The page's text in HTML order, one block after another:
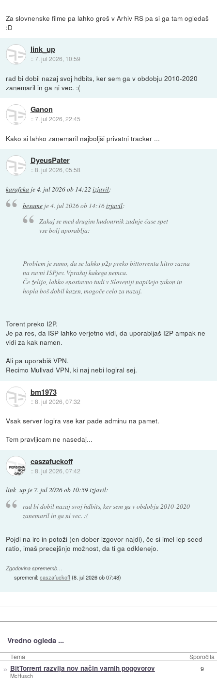
Za slovnenske filme pa lahko greš v Arhiv RS pa si ga tam ogledaš
:D
link_up
::7. jul 2026, 10:59
rad bi dobil nazaj svoj hdbits, ker sem ga v obdobju 2010-2020
zanemaril in ga ni vec. :(
Ganon
::7. jul 2026, 22:45
Kako si lahko zanemaril najboljši privatni tracker ...
DyeusPater
::8. jul 2026, 05:58
karafeka je4. jul 2026 ob 14:22 izjavil:
besameje4. jul 2026 ob 14:16izjavil:
Zakaj se med drugim hudournik zadnje čase spet
vse bolj uporablja:
Problem je samo, da se lahko p2p preko bittorrenta hitro zazna
na ravni ISPjev. Vprašaj kakega nemca.
Če želijo, lahko enostavno tudi v Sloveniji napišejo zakon in
hopla boš dobil kazen, mogoče celo za nazaj.
Torent preko I2P.
Je pa res, da ISP lahko verjetno vidi, da uporabljaš I2P ampak ne
vidi za kak namen.
Ali pa uporabiš VPN.
Recimo Mullvad VPN, ki naj nebi logiral sej.
bm1973
::8. jul 2026, 07:32
Vsak server logira vse kar pade adminu na pamet.
Tem pravljicam ne nasedaj...
caszafuckoff
::8. jul 2026, 07:42
link_up je 7. jul 2026 ob 10:59izjavil:
rad bi dobil nazaj svoj hdbits, ker sem ga v obdobju 2010-2020
zanemaril in ga ni vec. :(
Pojdi na irc in potoži (en dober izgovor najdi), če si imel lep seed
ratio, imaš precejšnjo možnost, da ti ga odklenejo.
Zgodovina sprememb…
spremenil:caszafuckoff(8. jul 2026 ob 07:48)
Vredno ogleda ...
Tema Sporočila
» BitTorrent razvija nov način varnih pogovorov
McHusch
9